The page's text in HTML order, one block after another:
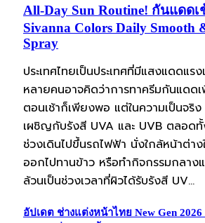
All-Day Sun Routine! กันแดด
Sivanna Colors Daily Smooth
Spray
ประเทศไทยเป็นประเทศที่มีแสงแดดแ
หลายคนอาจคิดว่าการทาครีมกันแดด
ตอนเช้าก็เพียงพอ แต่ในความเป็นจริ
เผชิญกับรังสี UVA และ UVB ตลอดทั้
ช่วงเดินไปขึ้นรถไฟฟ้า นั่งใกล้หน้าต่า
ออกไปทานข้าว หรือทำกิจกรรมกลาง
ล้วนเป็นช่วงเวลาที่ผิวได้รับรังสี UV…
อัปเดต ช่างแต่งหน้าไทย New Gen